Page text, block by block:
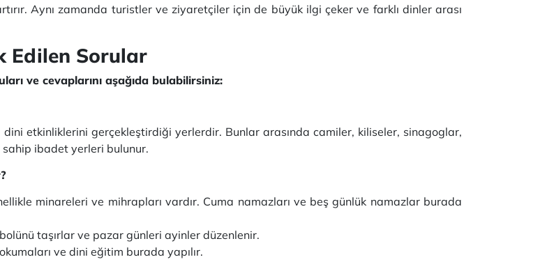
Aynı zamanda turistler ve ziyaretçiler için de büyük ilgi çeker ve farklı dinler arası
Edilen Sorular
ve cevaplarını aşağıda bulabilirsiniz:
etkinliklerini gerçekleştirdiği yerlerdir. Bunlar arasında camiler, kiliseler, sinagoglar,
ibadet yerleri bulunur.
minareleri ve mihrapları vardır. Cuma namazları ve beş günlük namazlar burada
taşırlar ve pazar günleri ayinler düzenlenir.
ve dini eğitim burada yapılır.